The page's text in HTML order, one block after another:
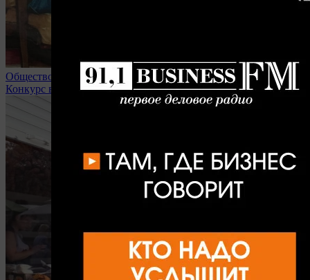
Общество
Конкурс в липецкие вузы доходит до 32 человек на место